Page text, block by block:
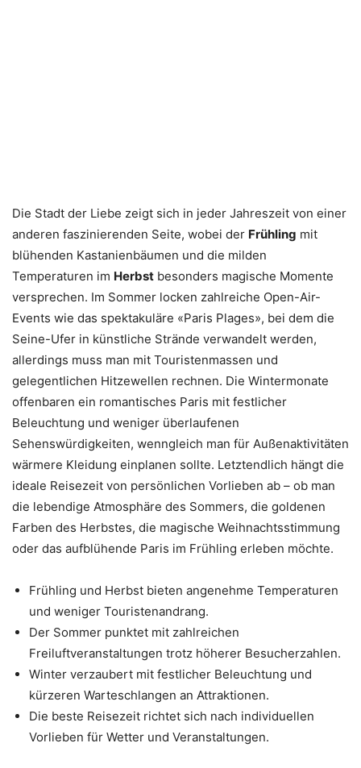
Die Stadt der Liebe zeigt sich in jeder Jahreszeit von einer
anderen faszinierenden Seite, wobei der Frühling mit
blühenden Kastanienbäumen und die milden
Temperaturen im Herbst besonders magische Momente
versprechen. Im Sommer locken zahlreiche Open-Air-
Events wie das spektakuläre «Paris Plages», bei dem die
Seine-Ufer in künstliche Strände verwandelt werden,
allerdings muss man mit Touristenmassen und
gelegentlichen Hitzewellen rechnen. Die Wintermonate
offenbaren ein romantisches Paris mit festlicher
Beleuchtung und weniger überlaufenen
Sehenswürdigkeiten, wenngleich man für Außenaktivitäten
wärmere Kleidung einplanen sollte. Letztendlich hängt die
ideale Reisezeit von persönlichen Vorlieben ab – ob man
die lebendige Atmosphäre des Sommers, die goldenen
Farben des Herbstes, die magische Weihnachtsstimmung
oder das aufblühende Paris im Frühling erleben möchte.
Frühling und Herbst bieten angenehme Temperaturen
und weniger Touristenandrang.
Der Sommer punktet mit zahlreichen
Freiluftveranstaltungen trotz höherer Besucherzahlen.
Winter verzaubert mit festlicher Beleuchtung und
kürzeren Warteschlangen an Attraktionen.
Die beste Reisezeit richtet sich nach individuellen
Vorlieben für Wetter und Veranstaltungen.